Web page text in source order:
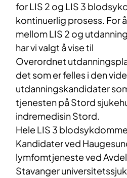
for LIS 2 og LIS 3
kontinuerlig prosess. For
mellom LIS 2 og
har vi valgt å vise til
Overordnet
det som er felles i den
utdanningskandidater
tjenesten på Stord
indremedisin Stord.
Hele LIS 3
Kandidater ved
lymfomtjeneste ved
Stavanger